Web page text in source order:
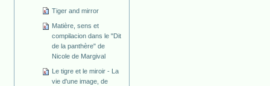
Tiger and mirror
Matière, sens et
compilacion dans le "Dit
de la panthère" de
Nicole de Margival
Le tigre et le miroir - La
vie d'une image, de